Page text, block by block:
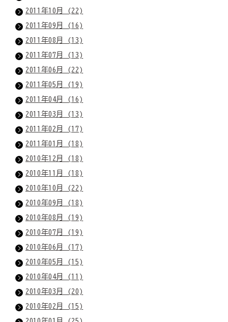
2011年10月 (22)
2011年09月 (16)
2011年08月 (13)
2011年07月 (13)
2011年06月 (22)
2011年05月 (19)
2011年04月 (16)
2011年03月 (13)
2011年02月 (17)
2011年01月 (18)
2010年12月 (18)
2010年11月 (18)
2010年10月 (22)
2010年09月 (18)
2010年08月 (19)
2010年07月 (19)
2010年06月 (17)
2010年05月 (15)
2010年04月 (11)
2010年03月 (20)
2010年02月 (15)